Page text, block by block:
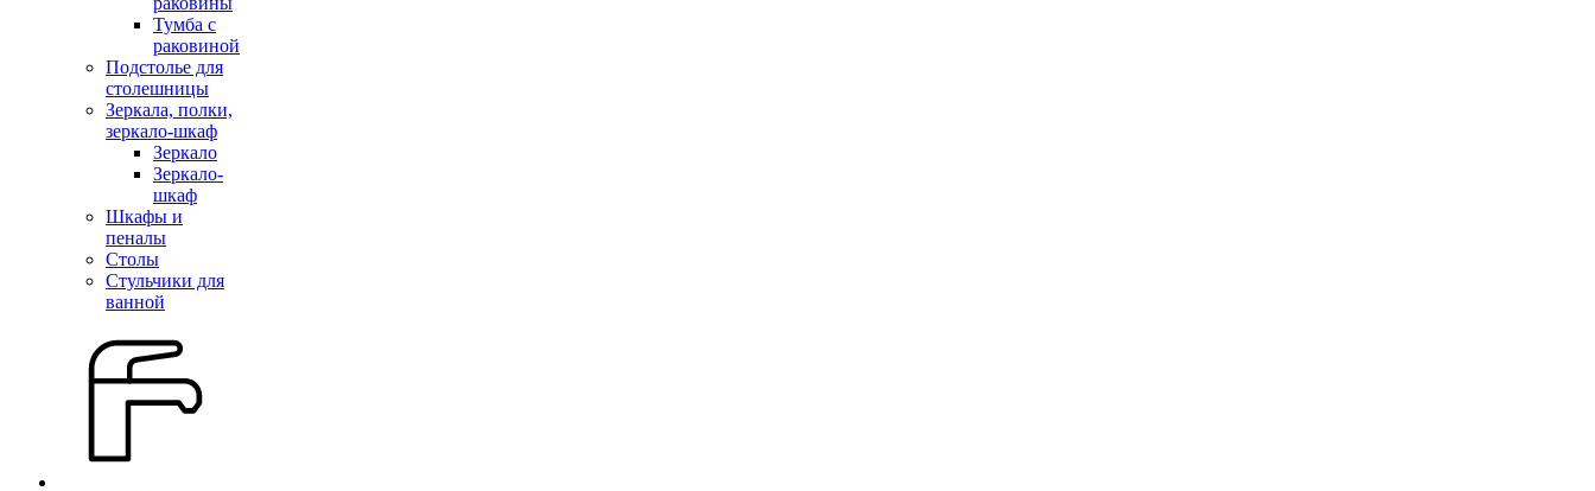
Тумба с
раковиной
Подстолье для
столешницы
Зеркала, полки,
зеркало-шкаф
Зеркало
Зеркало-
шкаф
Шкафы и
пеналы
Столы
Стульчики для
ванной